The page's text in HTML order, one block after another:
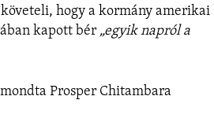
hogy a kormány amerikai
kapott bér „egyik napról a
Prosper Chitambara